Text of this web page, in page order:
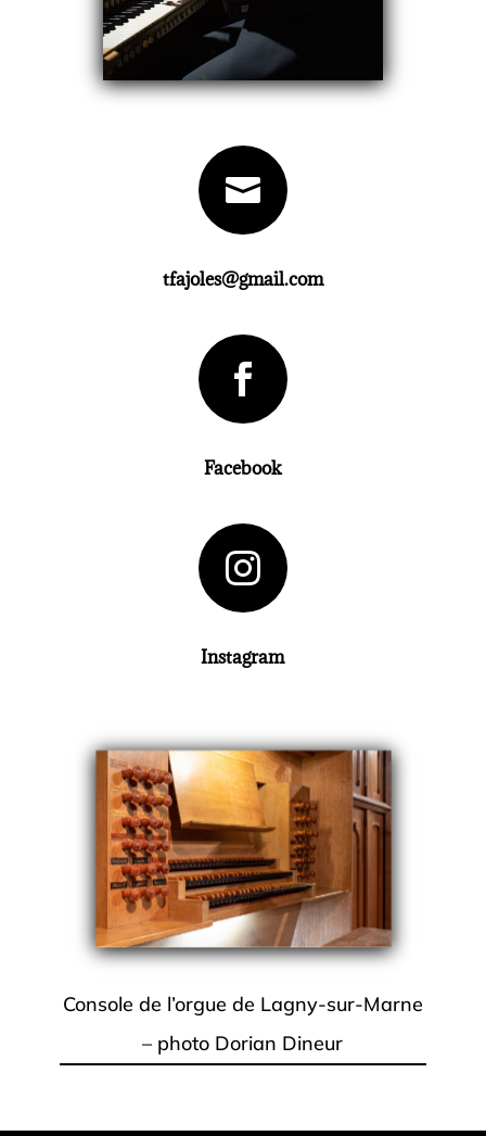

tfajoles@gmail.com

Facebook

Instagram
Console de l’orgue de Lagny-sur-Marne
– photo Dorian Dineur